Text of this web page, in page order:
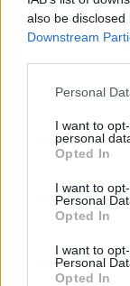
also be
Downstream
Please note that
not limited to
grant or deny
use your data
consent section.
Personal
I want to
personal
Opted In
I want to
Personal
Opted In
I want to
Personal
Opted In
eszgbr •2016.
Egy aranyos
bejelenti az
Sébastien ...